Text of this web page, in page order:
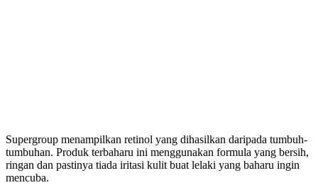
Supergroup menampilkan retinol yang dihasilkan daripada tumbuh-
tumbuhan. Produk terbaharu ini menggunakan formula yang bersih,
ringan dan pastinya tiada iritasi kulit buat lelaki yang baharu ingin
mencuba.